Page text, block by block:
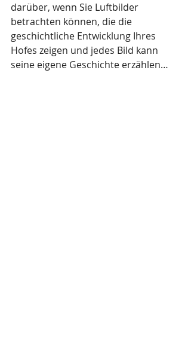
darüber, wenn Sie Luftbilder
betrachten können, die die
geschichtliche Entwicklung Ihres
Hofes zeigen und jedes Bild kann
seine eigene Geschichte erzählen…